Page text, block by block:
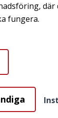
har
hålls på en
ska vara
där
fungera.